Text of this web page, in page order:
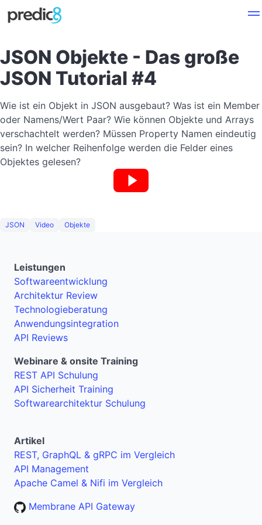
JSON Objekte - Das große
JSON Tutorial #4
Wie ist ein Objekt in JSON ausgebaut? Was ist ein Member
oder Namens/Wert Paar? Wie können Objekte und Arrays
verschachtelt werden? Müssen Property Namen eindeutig
sein? In welcher Reihenfolge werden die Felder eines
Objektes gelesen?
JSON Video Objekte
Leistungen
Softwareentwicklung
Architektur Review
Technologieberatung
Anwendungsintegration
API Reviews
Webinare & onsite Training
REST API Schulung
API Sicherheit Training
Softwarearchitektur Schulung
Artikel
REST, GraphQL & gRPC im Vergleich
API Management
Apache Camel & Nifi im Vergleich
Membrane API Gateway